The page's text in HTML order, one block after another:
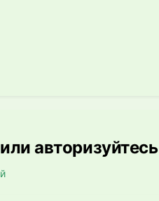
авторизуйтесь